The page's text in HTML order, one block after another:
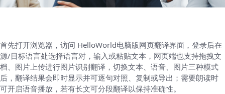
首先打开浏览器，访问 HelloWorld电脑版网页翻译界面，登录后在
源/目标语言处选择语言对，输入或粘贴文本，网页端也支持拖拽文
档、图片上传进行图片识别翻译，切换文本、语音、图片三种模式
后，翻译结果会即时显示并可逐句对照、复制或导出；需要朗读时
可开启语音播放，若有长文可分段翻译以保持准确性。